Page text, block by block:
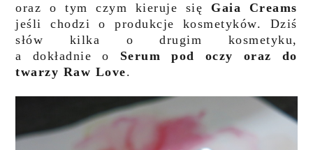
oraz o tym czym kieruje się Gaia Creams
jeśli chodzi o produkcje kosmetyków. Dziś
słów kilka o drugim kosmetyku,
a dokładnie o Serum pod oczy oraz do
twarzy Raw Love.